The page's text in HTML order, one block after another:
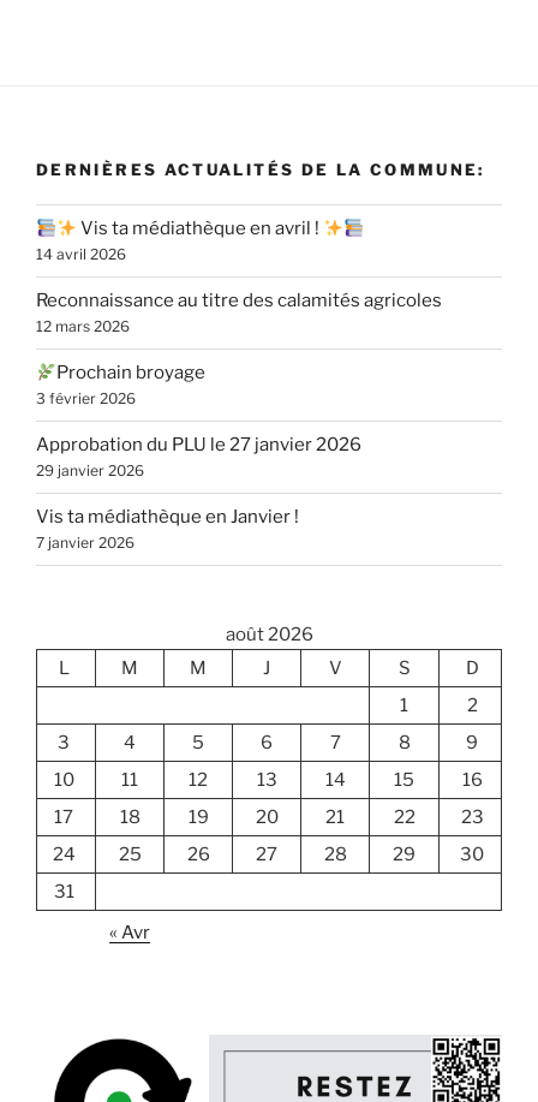
DERNIÈRES ACTUALITÉS DE LA COMMUNE:
Vis ta médiathèque en avril !
14 avril 2026
Reconnaissance au titre des calamités agricoles
12 mars 2026
Prochain broyage
3 février 2026
Approbation du PLU le 27 janvier 2026
29 janvier 2026
Vis ta médiathèque en Janvier !
7 janvier 2026
août 2026
L
M M J V S
D
1
2
3
4 5 6 7 8
9
10
11 12 13 14 15
16
17
18 19 20 21 22
23
24
25 26 27 28 29
30
31
« Avr